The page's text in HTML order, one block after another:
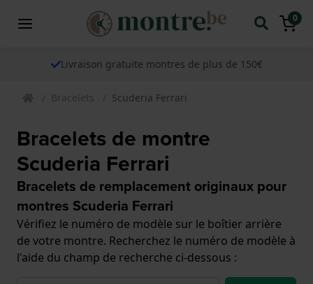
0
Livraison gratuite montres de plus de 150€
Bracelets Scuderia Ferrari
Bracelets de montre
Scuderia Ferrari
Bracelets de remplacement originaux pour
montres Scuderia Ferrari
Vérifiez le numéro de modèle sur le boîtier arrière
de votre montre. Recherchez le numéro de modèle à
l'aide du champ de recherche ci-dessous :